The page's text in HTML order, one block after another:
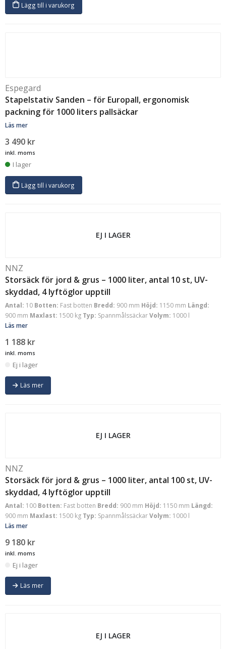
Lägg till i varukorg
Espegard
Stapelstativ Sanden – för Europall, ergonomisk
packning för 1000 liters pallsäckar
Läs mer
3 490 kr
inkl. moms
I lager
Lägg till i varukorg
EJ I LAGER
NNZ
Storsäck för jord & grus – 1000 liter, antal 10 st, UV-
skyddad, 4 lyftöglor upptill
Antal: 10 Botten: Fast botten Bredd: 900 mm Höjd: 1150 mm Längd:
900 mm Maxlast: 1500 kg Typ: SpannmålssäckarVolym: 1000 l
Läs mer
1 188 kr
inkl. moms
Ej i lager
Läs mer
EJ I LAGER
NNZ
Storsäck för jord & grus – 1000 liter, antal 100 st, UV-
skyddad, 4 lyftöglor upptill
Antal: 100 Botten: Fast botten Bredd: 900 mm Höjd: 1150 mm Längd:
900 mm Maxlast: 1500 kg Typ: SpannmålssäckarVolym: 1000 l
Läs mer
9 180 kr
inkl. moms
Ej i lager
Läs mer
EJ I LAGER